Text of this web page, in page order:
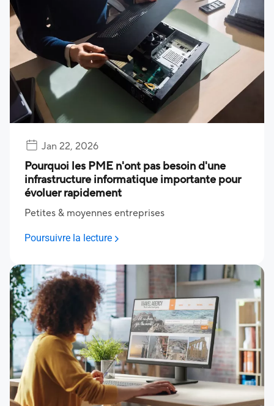
Jan 22, 2026
Pourquoi les PME n'ont pas besoin d'une
infrastructure informatique importante pour
évoluer rapidement
Petites & moyennes entreprises
Poursuivre la lecture